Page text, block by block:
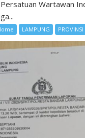
Wartawan
LAMPUNG PROVINSI